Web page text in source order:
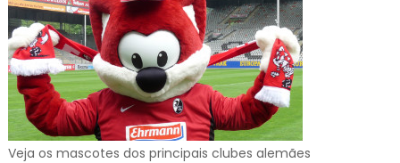
Veja os mascotes dos principais clubes alemães